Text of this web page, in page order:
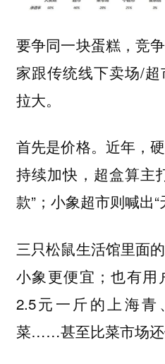
要争同一块蛋糕，竞
家跟传统线下卖场/
拉大。
首先是价格。近年，
持续加快，超盒算主
款”；小象超市则喊出“
三只松鼠生活馆里面
小象更便宜；也有用
2.5元一斤的上海青
菜……甚至比菜市场还